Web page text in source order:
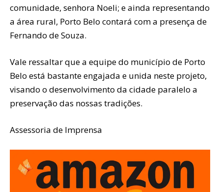
comunidade, senhora Noeli; e ainda representando
a área rural, Porto Belo contará com a presença de
Fernando de Souza.
Vale ressaltar que a equipe do município de Porto
Belo está bastante engajada e unida neste projeto,
visando o desenvolvimento da cidade paralelo a
preservação das nossas tradições.
Assessoria de Imprensa